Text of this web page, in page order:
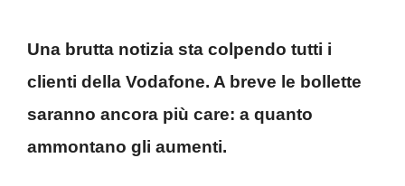
Una brutta notizia sta colpendo tutti i
clienti della Vodafone. A breve le bollette
saranno ancora più care: a quanto
ammontano gli aumenti.